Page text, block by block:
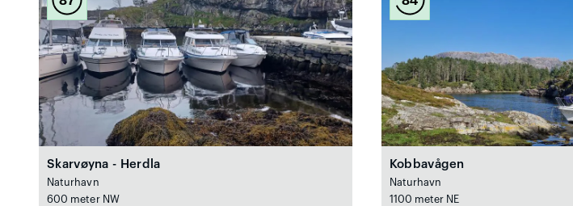
Skarvøyna - Herdla
Naturhavn
600 meter NW
Kobbavågen
Naturhavn
1100 meter NE